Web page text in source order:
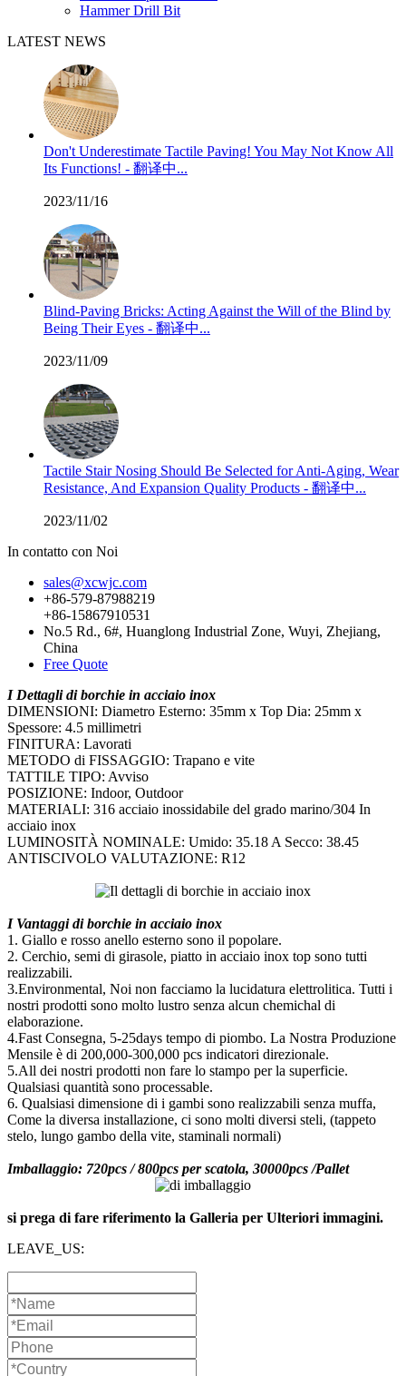
Hammer Drill Bit
LATEST NEWS
Don't Underestimate Tactile Paving! You May Not Know All
Its Functions! - 翻译中...
2023/11/16
Blind-Paving Bricks: Acting Against the Will of the Blind by
Being Their Eyes - 翻译中...
2023/11/09
Tactile Stair Nosing Should Be Selected for Anti-Aging, Wear
Resistance, And Expansion Quality Products - 翻译中...
2023/11/02
In contatto con Noi
sales@xcwjc.com
+86-579-87988219
+86-15867910531
No.5 Rd., 6#, Huanglong Industrial Zone, Wuyi, Zhejiang,
China
Free Quote
I Dettagli di borchie in acciaio inox
DIMENSIONI: Diametro Esterno: 35mm x Top Dia: 25mm x
Spessore: 4.5 millimetri
FINITURA: Lavorati
METODO di FISSAGGIO: Trapano e vite
TATTILE TIPO: Avviso
POSIZIONE: Indoor, Outdoor
MATERIALI: 316 acciaio inossidabile del grado marino/304 In
acciaio inox
LUMINOSITÀ NOMINALE: Umido: 35.18 A Secco: 38.45
ANTISCIVOLO VALUTAZIONE: R12
I Vantaggi di borchie in acciaio inox
1. Giallo e rosso anello esterno sono il popolare.
2. Cerchio, semi di girasole, piatto in acciaio inox top sono tutti
realizzabili.
3.Environmental, Noi non facciamo la lucidatura elettrolitica. Tutti i
nostri prodotti sono molto lustro senza alcun chemichal di
elaborazione.
4.Fast Consegna, 5-25days tempo di piombo. La Nostra Produzione
Mensile è di 200,000-300,000 pcs indicatori direzionale.
5.All dei nostri prodotti non fare lo stampo per la superficie.
Qualsiasi quantità sono processable.
6. Qualsiasi dimensione di i gambi sono realizzabili senza muffa,
Come la diversa installazione, ci sono molti diversi steli, (tappeto
stelo, lungo gambo della vite, staminali normali)
Imballaggio: 720pcs / 800pcs per scatola, 30000pcs /Pallet
si prega di fare riferimento la Galleria per Ulteriori immagini.
LEAVE_US: